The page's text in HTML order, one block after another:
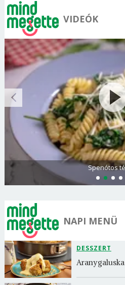
VIDEÓK
Spenótos
NAPI MENÜ
DESSZERT
Mégse